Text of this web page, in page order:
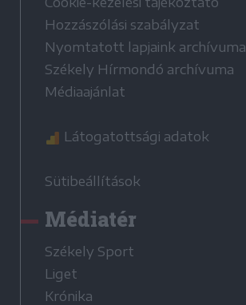
Hozzászólási szabályzat
Nyomtatott lapjaink archívuma
Székely Hírmondó archívuma
Médiaajánlat
Látogatottsági adatok
Sütibeállítások
Médiatér
Székely Sport
Liget
Krónika